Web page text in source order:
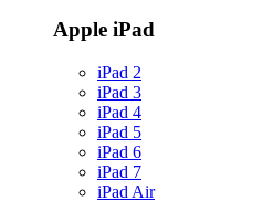
Apple iPad
iPad 2
iPad 3
iPad 4
iPad 5
iPad 6
iPad 7
iPad Air